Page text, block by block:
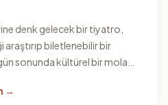
denk gelecek bir tiyatro,
biletlenebilir bir
sonunda kültürel bir mola
→